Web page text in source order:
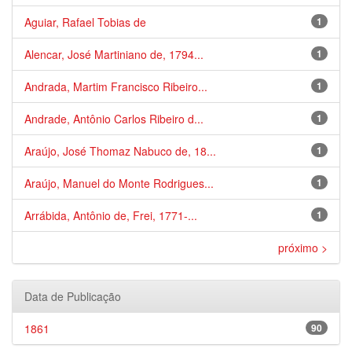
1
Aguiar, Rafael Tobias de
1
Alencar, José Martiniano de, 1794...
1
Andrada, Martim Francisco Ribeiro...
1
Andrade, Antônio Carlos Ribeiro d...
1
Araújo, José Thomaz Nabuco de, 18...
1
Araújo, Manuel do Monte Rodrigues...
1
Arrábida, Antônio de, Frei, 1771-...
próximo >
Data de Publicação
90
1861